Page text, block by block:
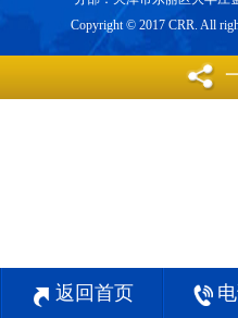
Copyright © 2017 CRR. All
返回首页